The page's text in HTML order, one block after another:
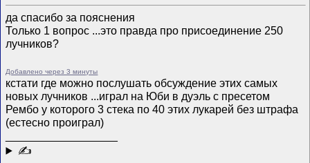
да спасибо за пояснения
Только 1 вопрос ...это правда про присоединение 250
лучников?
Добавлено через 3 минуты
кстати где можно послушать обсуждение этих самых
новых лучников ...играл на Юби в дуэль с пресетом
Рембо у которого 3 стека по 40 этих лукарей без штрафа
(естесно проиграл)
✍